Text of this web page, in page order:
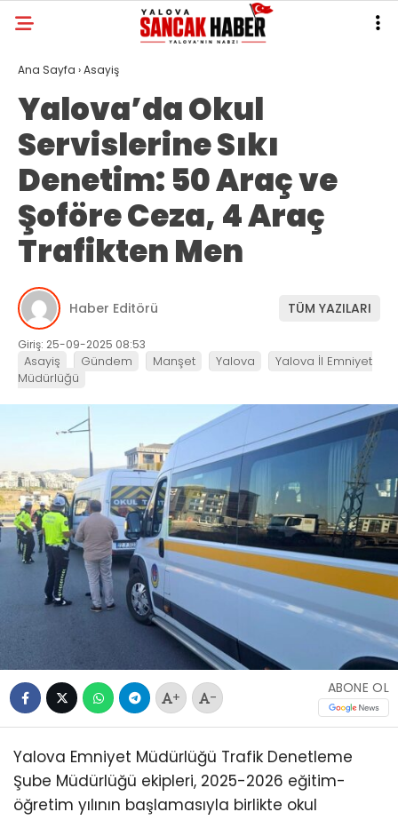
Ana Sayfa ›Asayiş
Yalova’da Okul
Servislerine Sıkı
Denetim: 50 Araç ve
Şoföre Ceza, 4 Araç
Trafikten Men
Haber Editörü TÜM YAZILARI
Giriş: 25-09-2025 08:53
Asayiş Gündem Manşet Yalova
Yalova İl Emniyet
Müdürlüğü
+ -
ABONE OL
Yalova Emniyet Müdürlüğü Trafik Denetleme
Şube Müdürlüğü ekipleri, 2025-2026 eğitim-
öğretim yılının başlamasıyla birlikte okul